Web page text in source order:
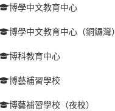
博學中文教育中心
博學中文教育中心（銅鑼灣）
博科教育中心
博藝補習學校
博藝補習學校（夜校）